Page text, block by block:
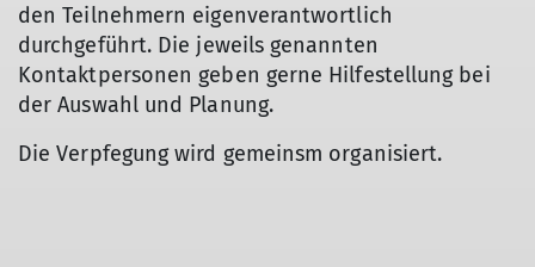
den Teilnehmern eigenverantwortlich
durchgeführt. Die jeweils genannten
Kontaktpersonen geben gerne Hilfestellung bei
der Auswahl und Planung.
Die Verpfegung wird gemeinsm organisiert.